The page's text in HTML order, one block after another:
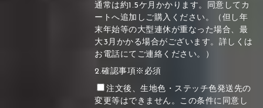
通常は約1.5ケ月かかります。同意してカ
ートへ追加しご購入ください。（但し年
末年始等の大型連休が重なった場合、最
大3月かかる場合がございます。詳しくは
お電話にてご連絡ください。）
2.確認事項※必須
注文後、生地色・ステッチ色発送先の
変更等はできません。この条件に同意し